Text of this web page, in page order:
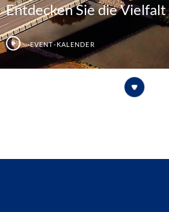
Entdecken Sie die Vielfalt
Event-Kalender